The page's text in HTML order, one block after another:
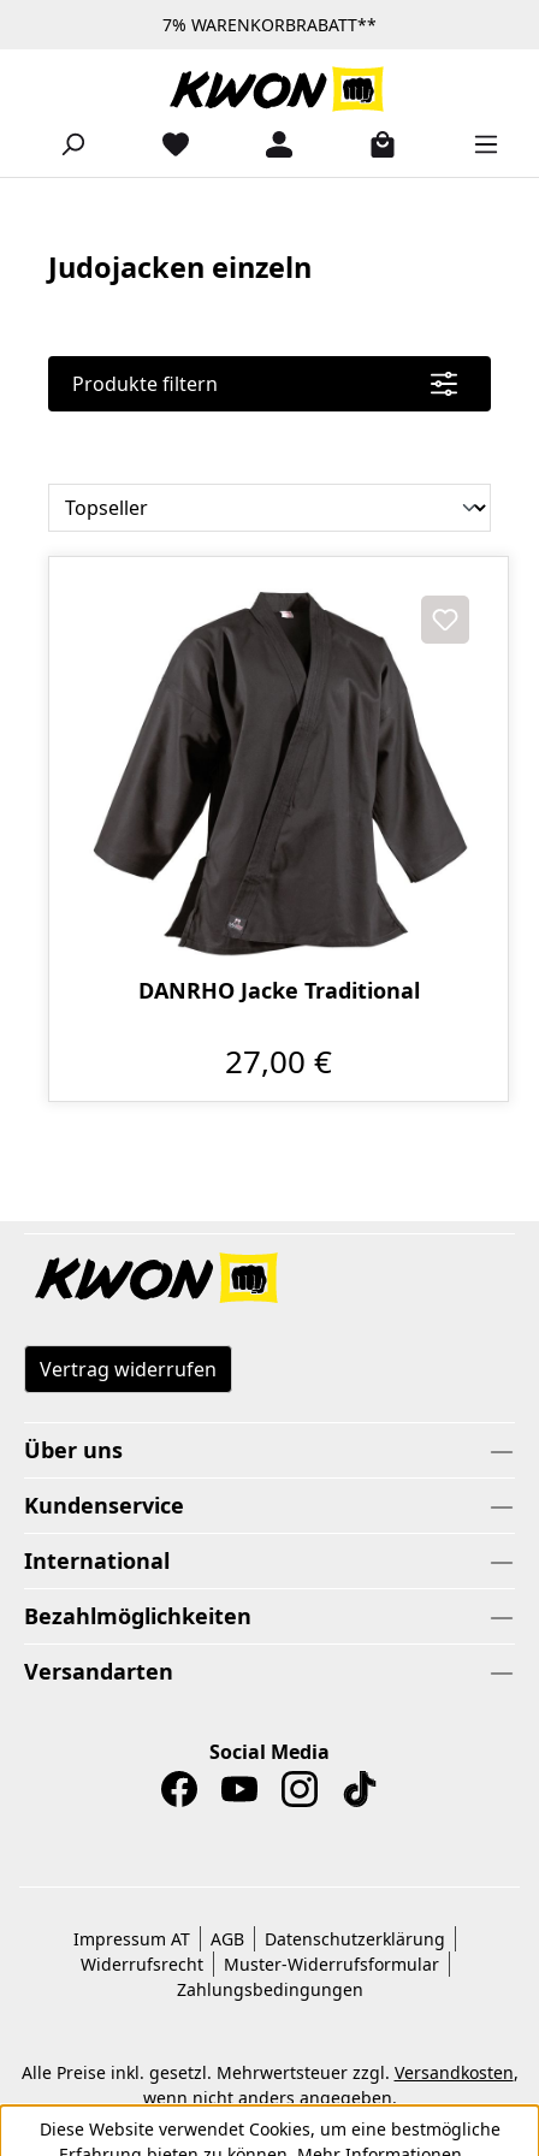
Zum Hauptinhalt springen7% WARENKORBRABATT**
Judojacken einzeln
Produkte filtern
DANRHO Jacke Traditional
27,00 €
Vertrag widerrufen
Über uns
Kundenservice
International
Bezahlmöglichkeiten
Versandarten
Social Media
Impressum AT AGB
Datenschutzerklärung
Widerrufsrecht
Muster-Widerrufsformular
Zahlungsbedingungen
Alle Preise inkl. gesetzl. Mehrwertsteuer zzgl. Versandkosten,
wenn nicht anders angegeben.
© 2026 Copyright © Kwon KG. Alle Rechte vorbehalten.
Diese Website verwendet Cookies, um eine bestmögliche